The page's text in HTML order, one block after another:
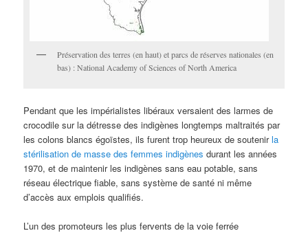
Préservation des terres (en haut) et parcs de réserves nationales (en
bas) : National Academy of Sciences of North America
Pendant que les impérialistes libéraux versaient des larmes de
crocodile sur la détresse des indigènes longtemps maltraités par
les colons blancs égoïstes, ils furent trop heureux de soutenirla
stérilisation de masse des femmes indigènes durant les années
1970, et de maintenir les indigènes sans eau potable, sans
réseau électrique fiable, sans système de santé ni même
d’accès aux emplois qualifiés.
L’un des promoteurs les plus fervents de la voie ferrée